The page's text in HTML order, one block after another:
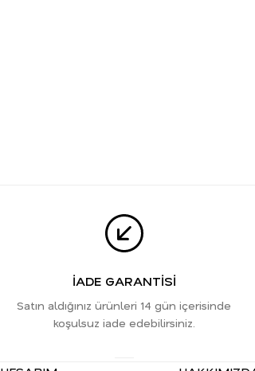
İADE GARANTİSİ
Satın aldığınız ürünleri 14 gün içerisinde
koşulsuz iade edebilirsiniz.